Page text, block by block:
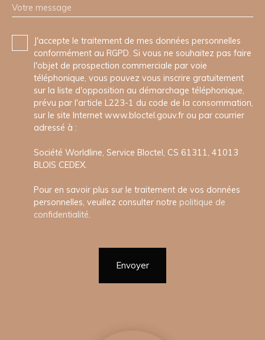
Votre message
J'accepte le traitement de mes données personnelles
conformément au RGPD. Si vous ne souhaitez pas faire
l'objet de prospection commerciale par voie
téléphonique, vous pouvez vous inscrire gratuitement
sur la liste d'opposition au démarchage téléphonique,
prévu par l'article L223-1 du code de la consommation,
sur le site Internet www.bloctel.gouv.fr ou par courrier
adressé à :
Société Worldline, Service Bloctel, CS 61311, 41013
BLOIS CEDEX.
Pour en savoir plus sur le traitement de vos données
personnelles, veuillez consulter notre politique de
confidentialité.
Envoyer